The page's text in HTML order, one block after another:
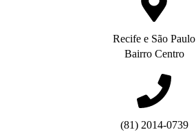
Recife e São Paulo
Bairro Centro
(81) 2014-0739